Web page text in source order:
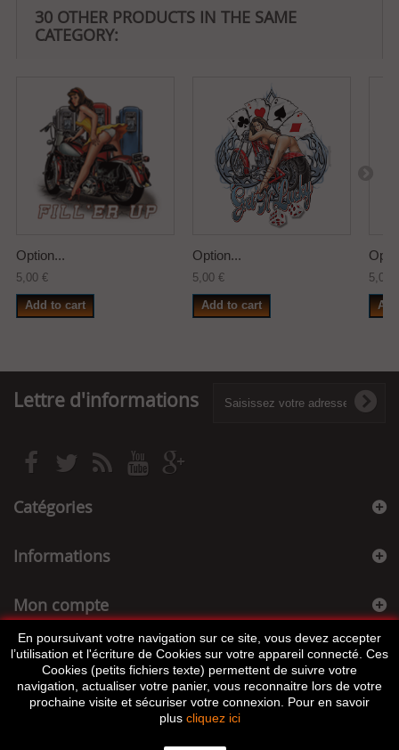
30 OTHER PRODUCTS IN THE SAME
CATEGORY:
Option...
5,00 €
Add to cart
Option...
5,00 €
Add to cart
5,00
Lettre d'informations
Catégories
Informations
Mon compte
Informations sur votre boutique
En poursuivant votre navigation sur ce site, vous devez accepter
l’utilisation et l'écriture de Cookies sur votre appareil connecté. Ces
Cookies (petits fichiers texte) permettent de suivre votre
navigation, actualiser votre panier, vous reconnaitre lors de votre
prochaine visite et sécuriser votre connexion. Pour en savoir
plus cliquez ici